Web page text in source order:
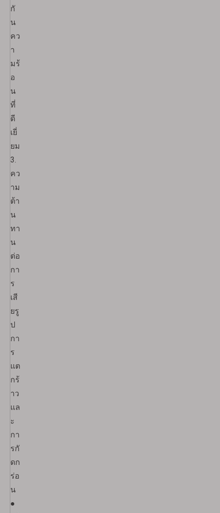
กั
น
คว
า
มร้
อ
น
ที่
ดี
เยี่
ยม
3.
คว
าม
ต้า
น
ทา
น
ต่อ
กา
ร
เสี
ยรู
ป
กา
ร
แต
กร้
าว
แล
ะ
กา
รกั
ดก
ร่อ
น
●